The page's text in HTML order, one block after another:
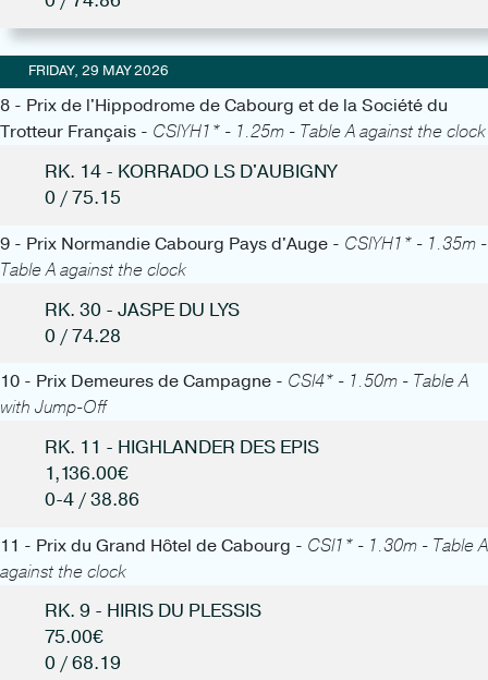
FRIDAY, 29 MAY 2026
8 - Prix de l'Hippodrome de Cabourg et de la Société du
Trotteur Français - CSIYH1* - 1.25m - Table A against the clock
RK. 14 - KORRADO LS D'AUBIGNY
0 / 75.15
9 - Prix Normandie Cabourg Pays d'Auge - CSIYH1* - 1.35m -
Table A against the clock
RK. 30 - JASPE DU LYS
0 / 74.28
10 - Prix Demeures de Campagne - CSI4* - 1.50m - Table A
with Jump-Off
RK. 11 - HIGHLANDER DES EPIS
1,136.00€
0-4 / 38.86
11 - Prix du Grand Hôtel de Cabourg - CSI1* - 1.30m - Table A
against the clock
RK. 9 - HIRIS DU PLESSIS
75.00€
0 / 68.19